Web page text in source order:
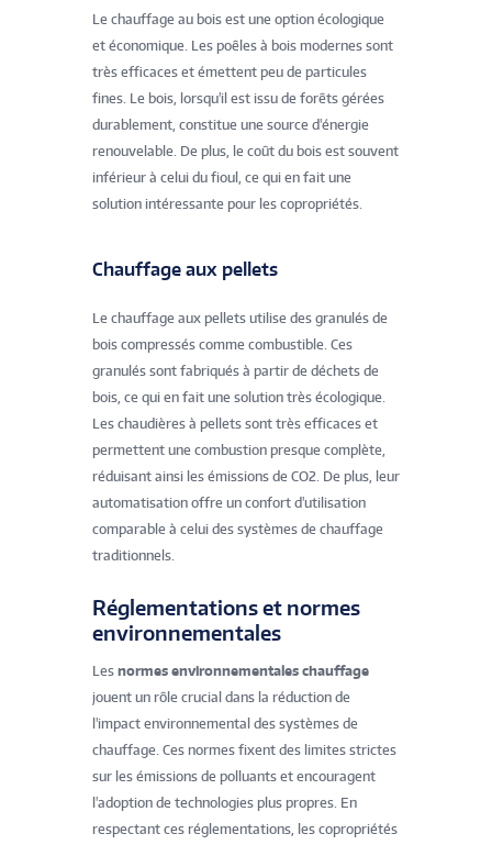
Le chauffage au bois est une option écologique
et économique. Les poêles à bois modernes sont
très efficaces et émettent peu de particules
fines. Le bois, lorsqu'il est issu de forêts gérées
durablement, constitue une source d'énergie
renouvelable. De plus, le coût du bois est souvent
inférieur à celui du fioul, ce qui en fait une
solution intéressante pour les copropriétés.
Chauffage aux pellets
Le chauffage aux pellets utilise des granulés de
bois compressés comme combustible. Ces
granulés sont fabriqués à partir de déchets de
bois, ce qui en fait une solution très écologique.
Les chaudières à pellets sont très efficaces et
permettent une combustion presque complète,
réduisant ainsi les émissions de CO2. De plus, leur
automatisation offre un confort d'utilisation
comparable à celui des systèmes de chauffage
traditionnels.
Réglementations et normes
environnementales
Les normes environnementales chauffage
jouent un rôle crucial dans la réduction de
l'impact environnemental des systèmes de
chauffage. Ces normes fixent des limites strictes
sur les émissions de polluants et encouragent
l'adoption de technologies plus propres. En
respectant ces réglementations, les copropriétés